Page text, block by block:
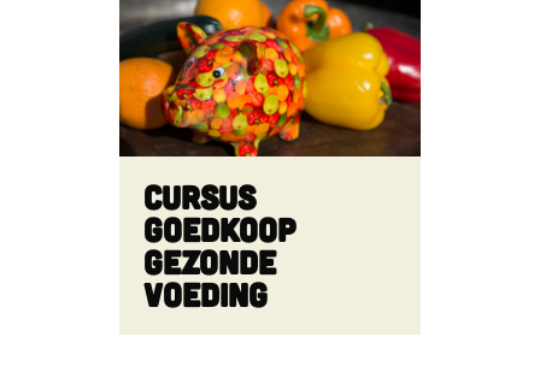
Cursus
Goedkoop
Gezonde
Voeding